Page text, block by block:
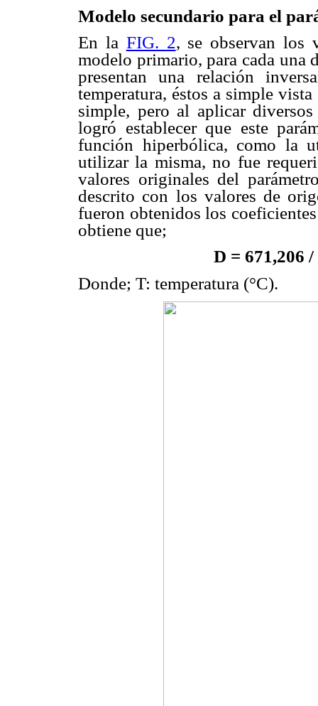
Modelo secundario para el
En la FIG. 2, se observan los
modelo primario, para cada una
presentan una relación
temperatura, éstos a simple
simple, pero al aplicar
logró establecer que este
función hiperbólica, como la
utilizar la misma, no fue
valores originales del
descrito con los valores de
fueron obtenidos los
obtiene que;
D = 671,206
Donde; T: temperatura (°C).